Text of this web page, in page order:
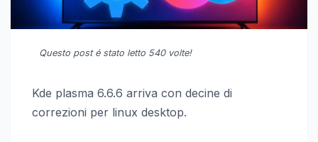
Questo post é stato letto 540 volte!
Kde plasma 6.6.6 arriva con decine di
correzioni per linux desktop.